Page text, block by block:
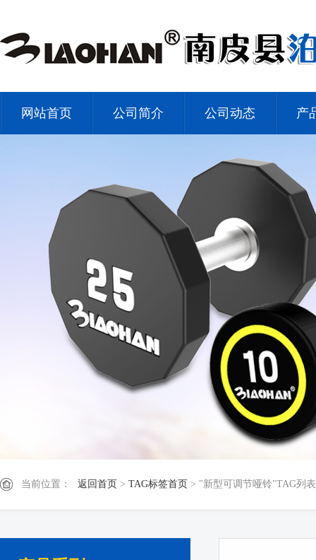
网站首页 公司简介 公司动态 产
当前位置： 返回首页 > TAG标签首页 > "新型可调节哑铃"TAG列表